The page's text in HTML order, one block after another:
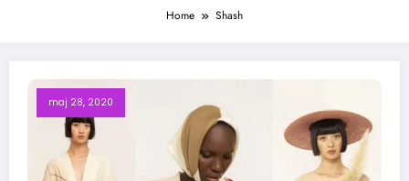
Home Shash
maj 28, 2020